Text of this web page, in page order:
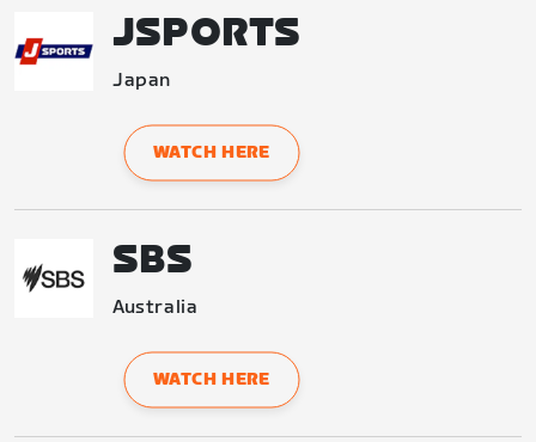
JSPORTS
Japan
WATCH HERE
SBS
Australia
WATCH HERE